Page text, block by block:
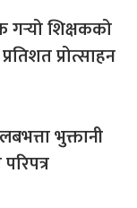
गर्‍यो शिक्षकको
प्रोत्साहन
भुक्तानी